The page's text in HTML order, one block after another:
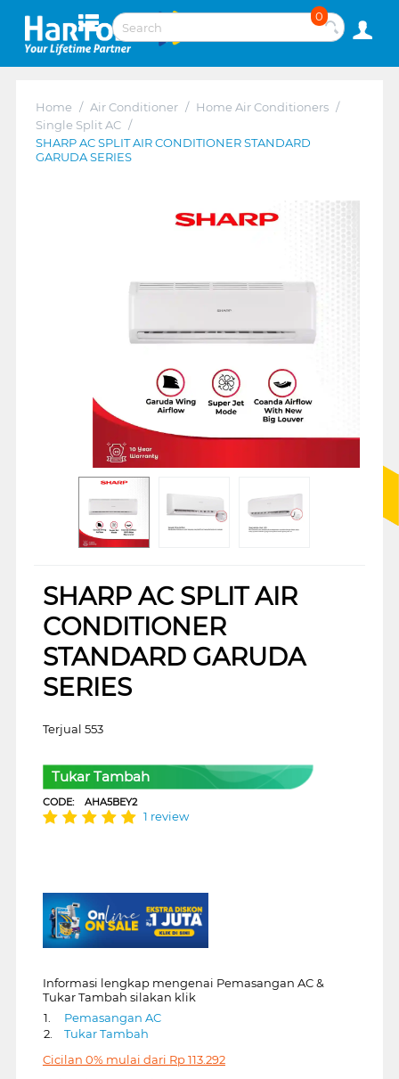
0
Home / Air Conditioner / Home Air Conditioners /
Single Split AC /
SHARP AC SPLIT AIR CONDITIONER STANDARD
GARUDA SERIES
SHARP AC SPLIT AIR
CONDITIONER
STANDARD GARUDA
SERIES
Terjual 553
Tukar Tambah
CODE: AHA5BEY2
1 review
Informasi lengkap mengenai Pemasangan AC &
Tukar Tambah silakan klik
1.
Pemasangan AC
2.
Tukar Tambah
Cicilan 0% mulai dari Rp113.292